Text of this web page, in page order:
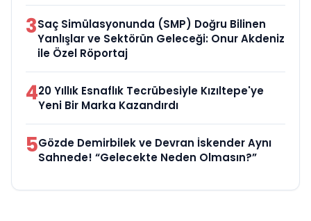
3Saç Simülasyonunda (SMP) Doğru Bilinen
Yanlışlar ve Sektörün Geleceği: Onur Akdeniz
ile Özel Röportaj
420 Yıllık Esnaflık Tecrübesiyle Kızıltepe'ye
Yeni Bir Marka Kazandırdı
5Gözde Demirbilek ve Devran İskender Aynı
Sahnede! “Gelecekte Neden Olmasın?”